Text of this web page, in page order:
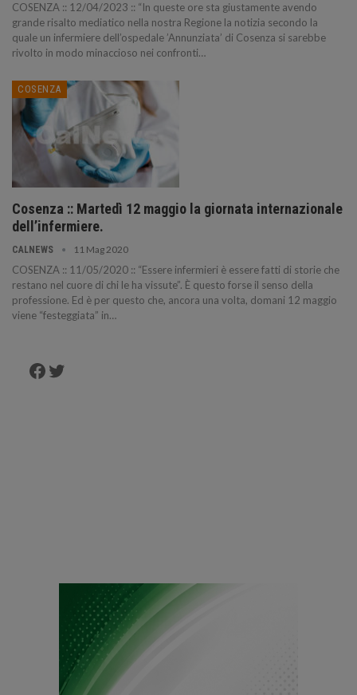
COSENZA :: 12/04/2023 :: “In queste ore sta giustamente avendo
grande risalto mediatico nella nostra Regione la notizia secondo la
quale un infermiere dell’ospedale ’Annunziata’ di Cosenza si sarebbe
rivolto in modo minaccioso nei confronti…
COSENZA
Cosenza :: Martedì 12 maggio la giornata internazionale
dell’infermiere.
CALNEWS 11 Mag 2020
COSENZA :: 11/05/2020 :: “Essere infermieri è essere fatti di storie che
restano nel cuore di chi le ha vissute”. È questo forse il senso della
professione. Ed è per questo che, ancora una volta, domani 12 maggio
viene “festeggiata” in…
Facebook
Twitter